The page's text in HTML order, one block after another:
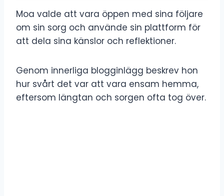
Moa valde att vara öppen med sina följare
om sin sorg och använde sin plattform för
att dela sina känslor och reflektioner.
Genom innerliga blogginlägg beskrev hon
hur svårt det var att vara ensam hemma,
eftersom längtan och sorgen ofta tog över.